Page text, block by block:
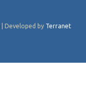
| Developed by Terranet